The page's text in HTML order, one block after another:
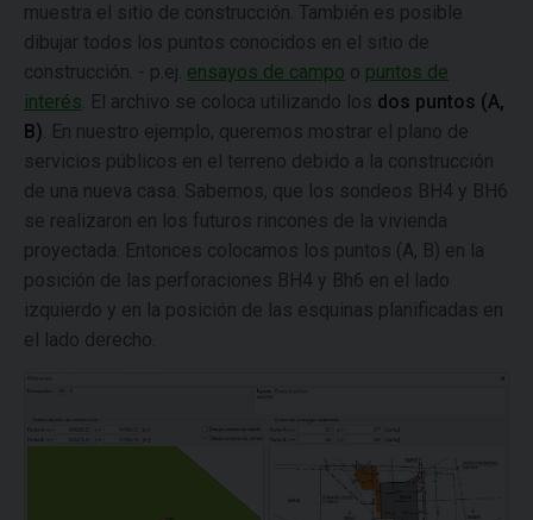
muestra el sitio de construcción. También es posible
dibujar todos los puntos conocidos en el sitio de
construcción. - p.ej. ensayos de campo o puntos de
interés . El archivo se coloca utilizando los dos puntos (A,
B) . En nuestro ejemplo, queremos mostrar el plano de
servicios públicos en el terreno debido a la construcción
de una nueva casa. Sabemos, que los sondeos BH4 y BH6
se realizaron en los futuros rincones de la vivienda
proyectada. Entonces colocamos los puntos (A, B) en la
posición de las perforaciones BH4 y Bh6 en el lado
izquierdo y en la posición de las esquinas planificadas en
el lado derecho.